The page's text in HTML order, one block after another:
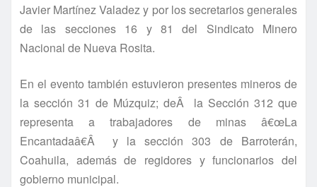
Javier Martí­nez Valadez y por los secretarios generales
de las secciones 16 y 81 del Sindicato Minero
Nacional de Nueva Rosita.
En el evento también estuvieron presentes mineros de
la sección 31 de Múzquiz; deÂ la Sección 312 que
representa a trabajadores de minas â€œLa
Encantadaâ€Â y la sección 303 de Barroterán,
Coahuila, además de regidores y funcionarios del
gobierno municipal.